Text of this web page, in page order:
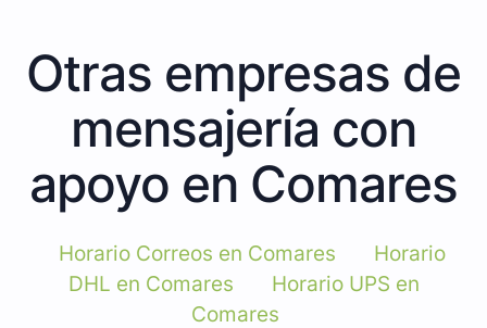
Otras empresas de
mensajería con
apoyo en Comares
Horario Correos en Comares
Horario
DHL en Comares
Horario UPS en
Comares